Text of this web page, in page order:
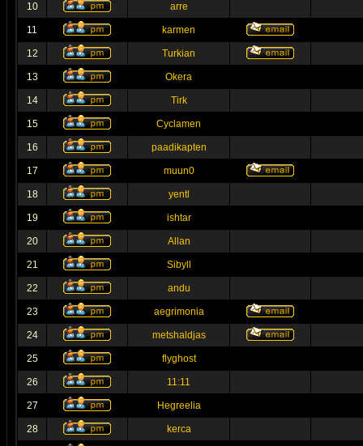
10 arre
11 karmen
12 Turkian
13 Okera
14 Tirk
15 Cyclamen
16 paadikapten
17 muun0
18 yentl
19 ishtar
20 Allan
21 Sibyll
22 andu
23 aegrimonia
24 metshaldjas
25 flyghost
26 11:11
27 Hegreelia
28 kerca